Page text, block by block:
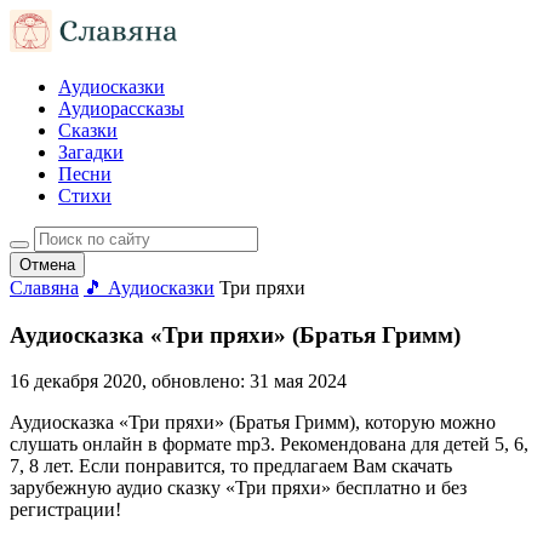
Аудиосказки
Аудиорассказы
Сказки
Загадки
Песни
Стихи
Отмена
Славяна 🎵 Аудиосказки Три пряхи
Аудиосказка «Три пряхи» (Братья Гримм)
16 декабря 2020, обновлено: 31 мая 2024
Аудиосказка «Три пряхи» (Братья Гримм), которую можно
слушать онлайн в формате mp3. Рекомендована для детей 5, 6,
7, 8 лет. Если понравится, то предлагаем Вам скачать
зарубежную аудио сказку «Три пряхи» бесплатно и без
регистрации!